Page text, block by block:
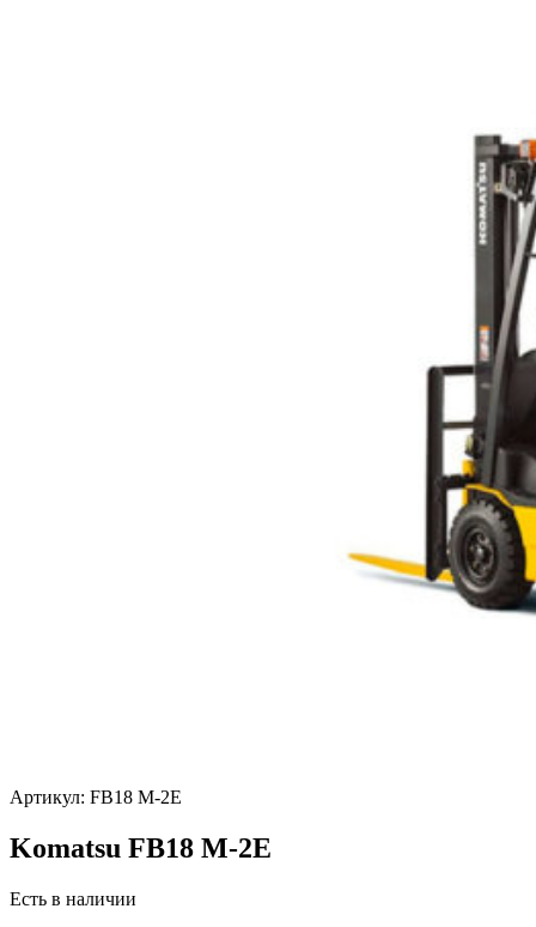
Артикул: FB18 M-2E
Komatsu FB18 M-2E
Есть в наличии